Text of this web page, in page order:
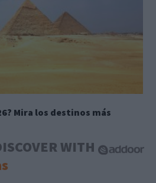
Mira los destinos más
WITH